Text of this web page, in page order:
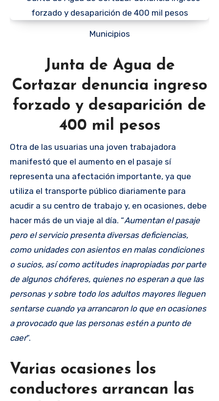
Municipios
Junta de Agua de
Cortazar denuncia ingreso
forzado y desaparición de
400 mil pesos
Otra de las usuarias una joven trabajadora
manifestó que el aumento en el pasaje sí
representa una afectación importante, ya que
utiliza el transporte público diariamente para
acudir a su centro de trabajo y, en ocasiones, debe
hacer más de un viaje al día. “Aumentan el pasaje
pero el servicio presenta diversas deficiencias,
como unidades con asientos en malas condiciones
o sucios, así como actitudes inapropiadas por parte
de algunos chóferes, quienes no esperan a que las
personas y sobre todo los adultos mayores lleguen
sentarse cuando ya arrancaron lo que en ocasiones
a provocado que las personas estén a punto de
caer“.
Varias ocasiones los
conductores arrancan las